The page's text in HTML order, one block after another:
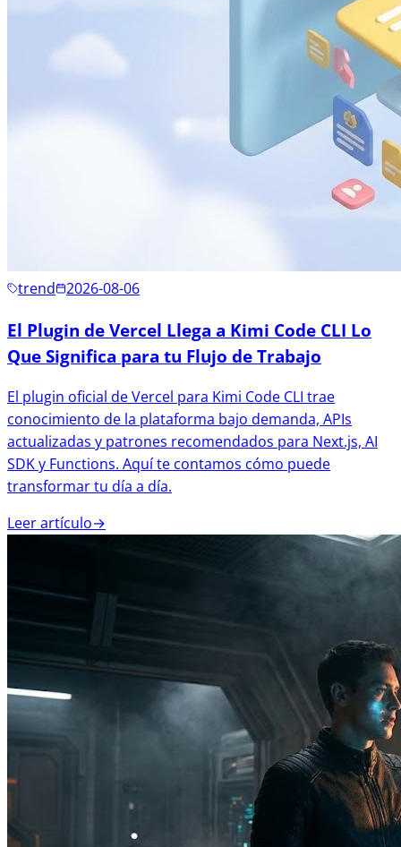
trend 2026-08-06
El Plugin de Vercel Llega a Kimi Code CLI Lo
Que Significa para tu Flujo de Trabajo
El plugin oficial de Vercel para Kimi Code CLI trae
conocimiento de la plataforma bajo demanda, APIs
actualizadas y patrones recomendados para Next.js, AI
SDK y Functions. Aquí te contamos cómo puede
transformar tu día a día.
Leer artículo→